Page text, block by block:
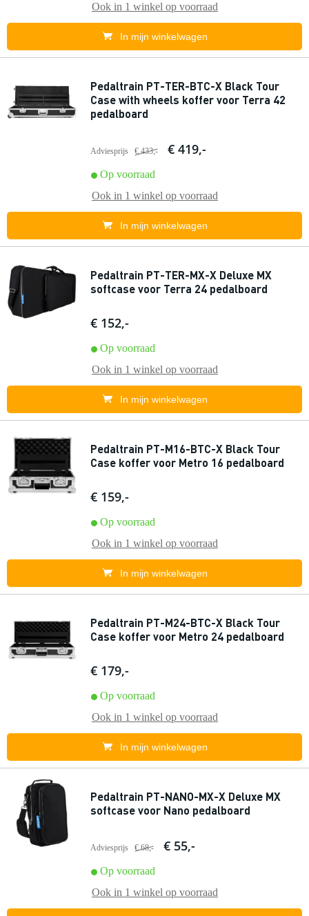
Ook in 1 winkel op voorraad
In mijn winkelwagen
Pedaltrain PT-TER-BTC-X Black Tour
Case with wheels koffer voor Terra 42
pedalboard
Adviesprijs € 433,- € 419,-
Op voorraad
Ook in 1 winkel op voorraad
In mijn winkelwagen
Pedaltrain PT-TER-MX-X Deluxe MX
softcase voor Terra 24 pedalboard
€ 152,-
Op voorraad
Ook in 1 winkel op voorraad
In mijn winkelwagen
Pedaltrain PT-M16-BTC-X Black Tour
Case koffer voor Metro 16 pedalboard
€ 159,-
Op voorraad
Ook in 1 winkel op voorraad
In mijn winkelwagen
Pedaltrain PT-M24-BTC-X Black Tour
Case koffer voor Metro 24 pedalboard
€ 179,-
Op voorraad
Ook in 1 winkel op voorraad
In mijn winkelwagen
Pedaltrain PT-NANO-MX-X Deluxe MX
softcase voor Nano pedalboard
Adviesprijs € 68,- € 55,-
Op voorraad
Ook in 1 winkel op voorraad